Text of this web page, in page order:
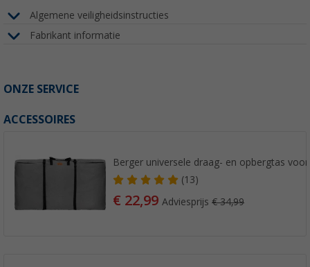
Algemene veiligheidsinstructies
Fabrikant informatie
ONZE SERVICE
ACCESSOIRES
Berger universele draag- en opbergtas
(13)
€ 22,99Adviesprijs€ 34,99